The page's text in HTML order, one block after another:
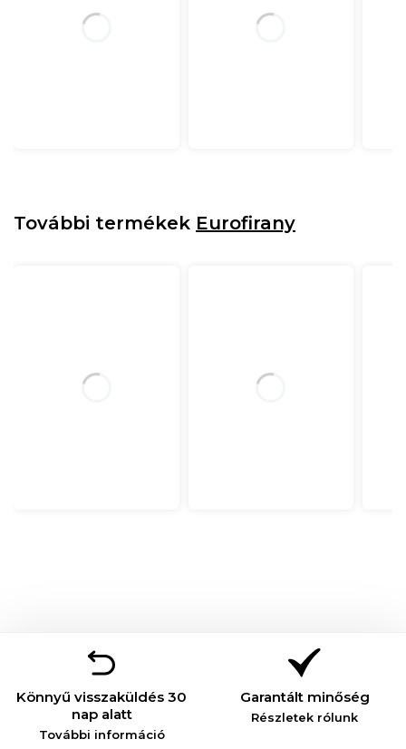
További termékek Eurofirany
Könnyű visszaküldés 30
nap alatt
További információ
Garantált minőség
Részletek rólunk